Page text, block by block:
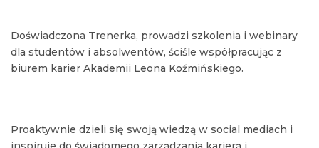
Doświadczona Trenerka, prowadzi szkolenia i webinary
dla studentów i absolwentów, ściśle współpracując z
biurem karier Akademii Leona Koźmińskiego.
Proaktywnie dzieli się swoją wiedzą w social mediach i